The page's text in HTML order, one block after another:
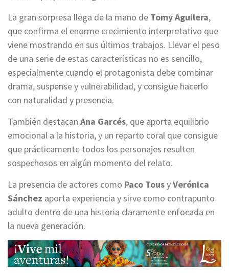
La gran sorpresa llega de la mano de Tomy Aguilera,
que confirma el enorme crecimiento interpretativo que
viene mostrando en sus últimos trabajos. Llevar el peso
de una serie de estas características no es sencillo,
especialmente cuando el protagonista debe combinar
drama, suspense y vulnerabilidad, y consigue hacerlo
con naturalidad y presencia.
También destacan Ana Garcés, que aporta equilibrio
emocional a la historia, y un reparto coral que consigue
que prácticamente todos los personajes resulten
sospechosos en algún momento del relato.
La presencia de actores como Paco TousyVerónica
Sánchez aporta experiencia y sirve como contrapunto
adulto dentro de una historia claramente enfocada en
la nueva generación.